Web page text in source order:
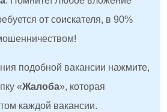
от соискателя, в 90%
подобной вакансии нажмите,
«Жалоба», которая
каждой вакансии.